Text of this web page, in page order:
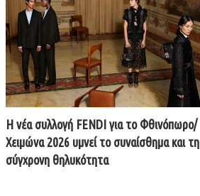
Η νέα συλλογή FENDI για το Φθινόπωρο/
Χειμώνα 2026 υμνεί το συναίσθημα και τη
σύγχρονη θηλυκότητα